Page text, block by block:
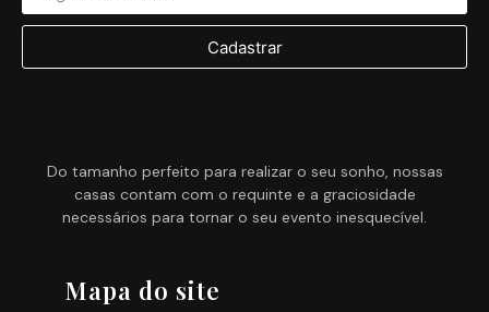
Cadastrar
Do tamanho perfeito para realizar o seu sonho, nossas
casas contam com o requinte e a graciosidade
necessários para tornar o seu evento inesquecível.
Mapa do site